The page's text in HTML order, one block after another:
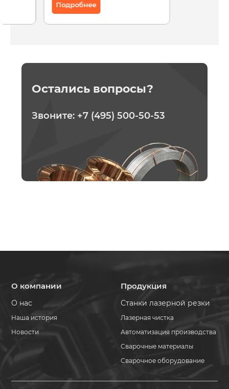
Подробнее
Остались вопросы?
Звоните: +7 (495) 500-50-53
О компании
О нас
Наша история
Новости
Продукция
Станки лазерной резки
Лазерная чистка
Автоматизация производства
Сварочные материалы
Сварочное оборудование